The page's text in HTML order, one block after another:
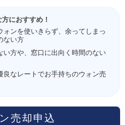
におすすめ！
ォンを使いきらず、余ってしまっ
ない方
い方や、窓口に出向く時間のない
良なレートでお手持ちのウォン売
売却申込